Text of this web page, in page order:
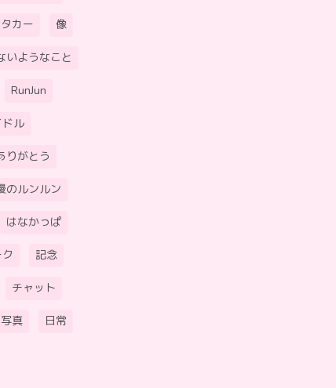
カー 像
いようなこと
RunJun
ル
りがとう
のルンルン
はなかっぱ
記念
チャット
写真 日常